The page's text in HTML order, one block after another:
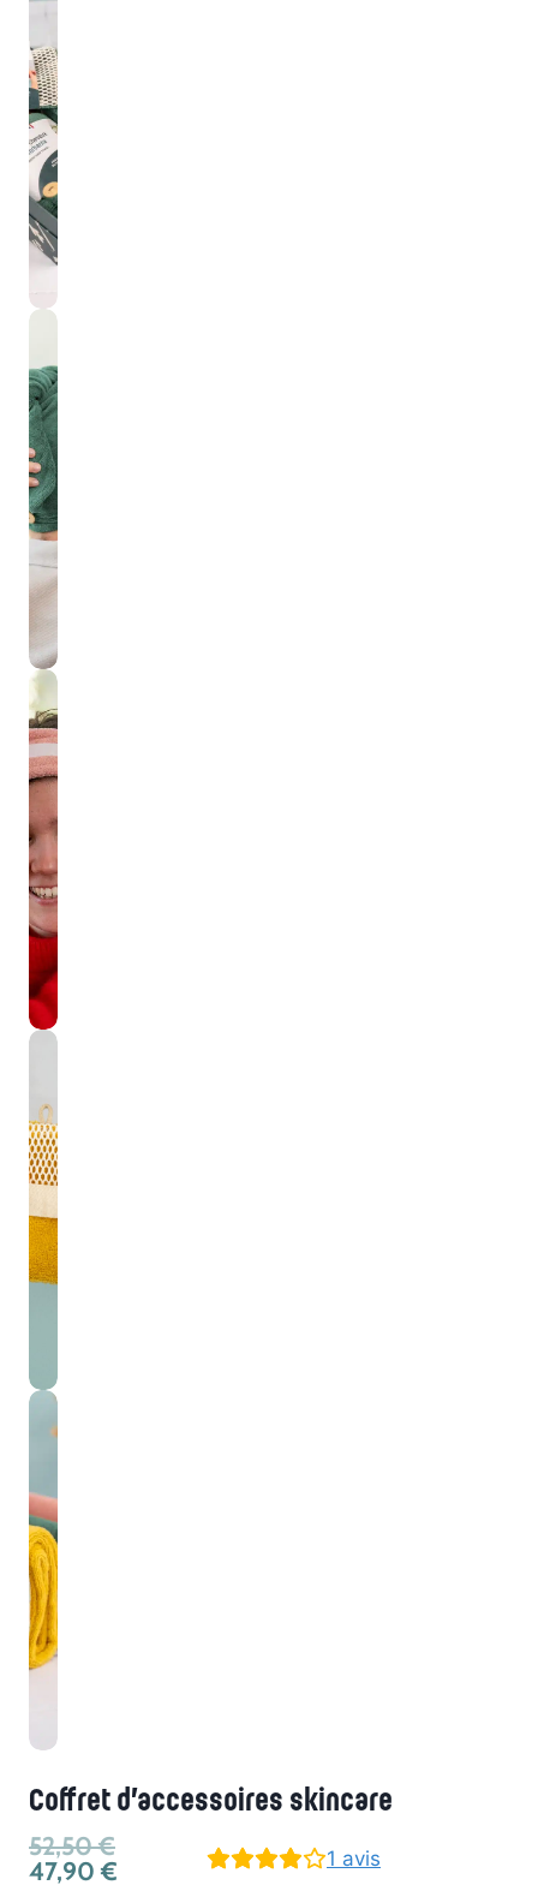
Coffret d’accessoires skincare
52,50€Le
prix
47,90 € 1 avis